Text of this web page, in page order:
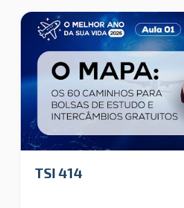
TSI 414